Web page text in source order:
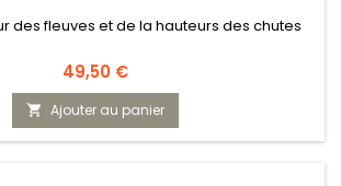
des fleuves et de la hauteurs des chutes
Prix
49,50 €
 Ajouter au panier